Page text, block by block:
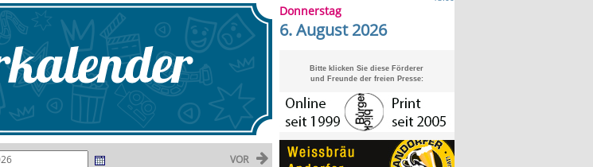
VOR
Donnerstag
6. August 2026
Bitte klicken Sie diese Förderer
und Freunde der freien Presse: